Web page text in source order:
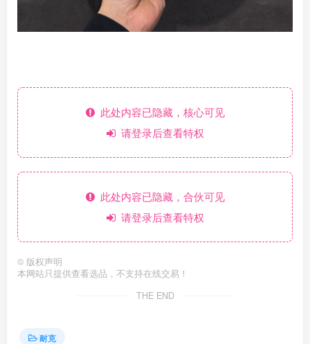
此处内容已隐藏，核心可见
请登录后查看特权
此处内容已隐藏，合伙可见
请登录后查看特权
© 版权声明
本网站只提供查看选品，不支持在线交易！
THE END
耐克